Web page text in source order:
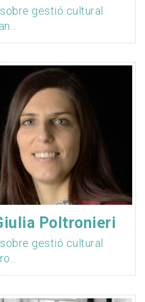
gestió cultural
Poltronieri
gestió cultural